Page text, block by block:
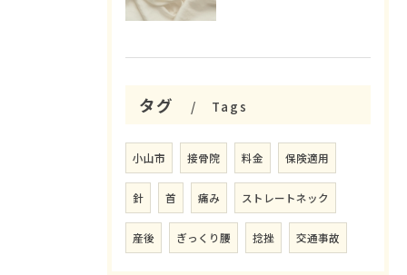
タグ Tags
小山市 接骨院 料金 保険適用
針 首 痛み ストレートネック
産後 ぎっくり腰 捻挫 交通事故